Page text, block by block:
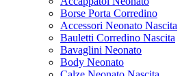
Borse Porta Corredino
Accessori Neonato Nascita
Bauletti Corredino Nascita
Bavaglini Neonato
Body Neonato